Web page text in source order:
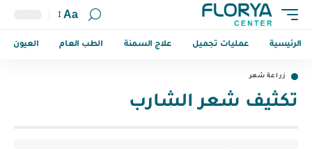
Aa
الرئيسية عمليات تجميل علاج السمنة الطب العام العيون
زراعة شعر
تكثيف شعر الشارب